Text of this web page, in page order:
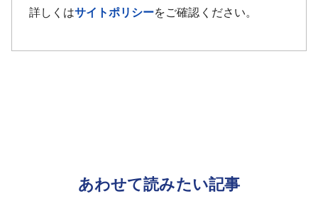
詳しくはサイトポリシーをご確認ください。
あわせて読みたい記事